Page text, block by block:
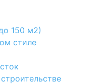
150 м2)
стиле